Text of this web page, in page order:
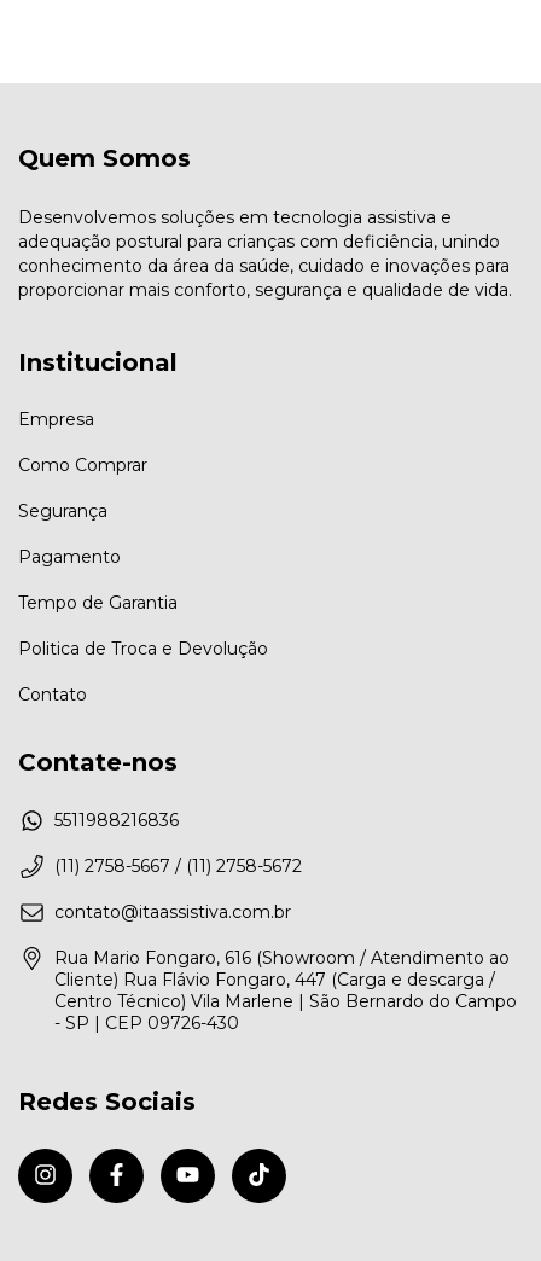
Quem Somos
Desenvolvemos soluções em tecnologia assistiva e
adequação postural para crianças com deficiência, unindo
conhecimento da área da saúde, cuidado e inovações para
proporcionar mais conforto, segurança e qualidade de vida.
Institucional
Empresa
Como Comprar
Segurança
Pagamento
Tempo de Garantia
Politica de Troca e Devolução
Contato
Contate-nos
5511988216836
(11) 2758-5667 / (11) 2758-5672
contato@itaassistiva.com.br
Rua Mario Fongaro, 616 (Showroom / Atendimento ao
Cliente) Rua Flávio Fongaro, 447 (Carga e descarga /
Centro Técnico) Vila Marlene | São Bernardo do Campo
- SP | CEP 09726-430
Redes Sociais